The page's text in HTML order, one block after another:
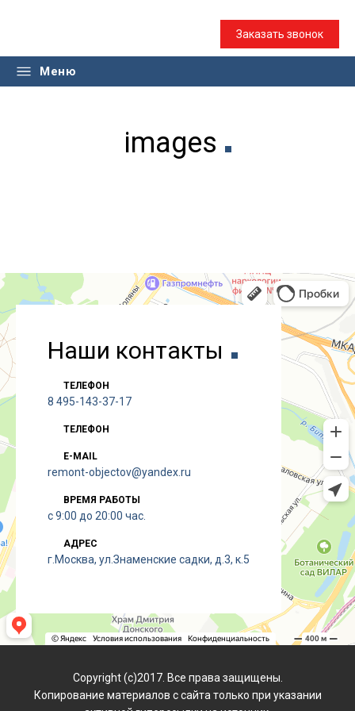
Заказать звонок
Меню
images
Наши контакты
ТЕЛЕФОН
8 495-143-37-17
ТЕЛЕФОН
E-MAIL
remont-objectov@yandex.ru
ВРЕМЯ РАБОТЫ
с 9:00 до 20:00 час.
АДРЕС
г.Москва, ул.Знаменские садки, д.3, к.5
Copyright (с)2017. Все права защищены.
Копирование материалов с сайта только при указании